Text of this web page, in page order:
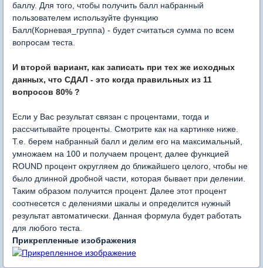
баллу. Для того, чтобы получить балл набранный
пользователем используйте функцию
Балл(Корневая_группа) - будет считаться сумма по всем
вопросам теста.
И второй вариант, как записать при тех же исходных
данных, что СДАЛ - это когда правильных из 11
вопросов 80% ?
Если у Вас результат связан с процентами, тогда и
рассчитывайте проценты. Смотрите как на картинке ниже.
Т.е. берем набранный балл и делим его на максимальный,
умножаем на 100 и получаем процент, далее функцией
ROUND процент округляем до ближайшего целого, чтобы не
было длинной дробной части, которая бывает при делении.
Таким образом получится процент. Далее этот процент
соотнесется с делениями шкалы и определится нужный
результат автоматически. Данная формула будет работать
для любого теста.
Прикрепленные изображения